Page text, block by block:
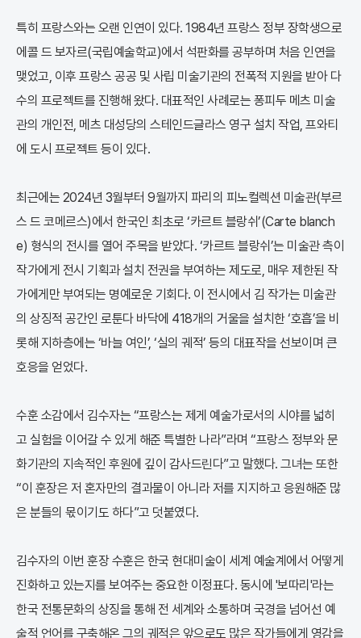
특히 프랑스와는 오랜 인연이 있다. 1984년 프랑스 정부 장학생으로
에콜 드 보자르(국립예술학교)에서 석판화를 공부하며 처음 인연을
맺었고, 이후 프랑스 공공 및 사립 미술기관의 전폭적 지원을 받아 다
수의 프로젝트를 진행해 왔다. 대표적인 사례로는 퐁피두 메츠 미술
관의 개인전, 메츠 대성당의 스테인드글라스 영구 설치 작업, 프와티
에 도시 프로젝트 등이 있다.
최근에는 2024년 3월부터 9월까지 파리의 피노컬렉션 미술관(부르
스 드 코메르스)에서 한국인 최초로 ‘카르트 블랑쉬’(Carte blanch
e) 형식의 전시를 열어 주목을 받았다. ‘카르트 블랑쉬’는 미술관 측이
작가에게 전시 기획과 설치 전권을 부여하는 제도로, 매우 제한된 작
가에게만 부여되는 명예로운 기회다. 이 전시에서 김 작가는 미술관
의 상징적 공간인 로툰다 바닥에 418개의 거울을 설치한 ‘호흡’을 비
롯해 지하층에는 ‘바늘 여인’, ‘실의 궤적’ 등의 대표작을 선보이며 큰
호응을 얻었다.
수훈 소감에서 김수자는 “프랑스는 제게 예술가로서의 시야를 넓히
고 실험을 이어갈 수 있게 해준 특별한 나라”라며 “프랑스 정부와 문
화기관의 지속적인 후원에 깊이 감사드린다”고 말했다. 그녀는 또한
“이 훈장은 저 혼자만의 결과물이 아니라 저를 지지하고 응원해준 많
은 분들의 몫이기도 하다”고 덧붙였다.
김수자의 이번 훈장 수훈은 한국 현대미술이 세계 예술계에서 어떻게
진화하고 있는지를 보여주는 중요한 이정표다. 동시에 '보따리'라는
한국 전통문화의 상징을 통해 전 세계와 소통하며 국경을 넘어선 예
술적 언어를 구축해온 그의 궤적은 앞으로도 많은 작가들에게 영감을